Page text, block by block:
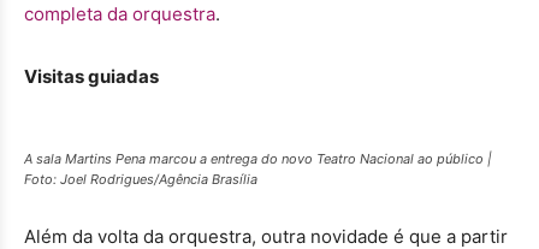
completa da orquestra.
Visitas guiadas
A sala Martins Pena marcou a entrega do novo Teatro Nacional ao público |
Foto: Joel Rodrigues/Agência Brasília
Além da volta da orquestra, outra novidade é que a partir